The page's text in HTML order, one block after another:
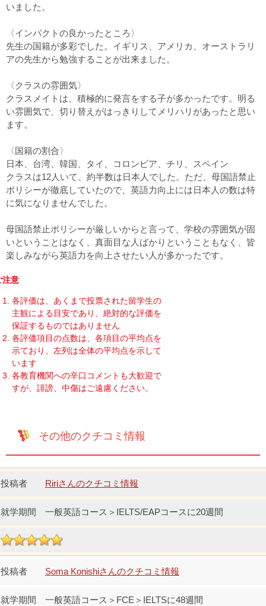
いました。
〈インパクトの良かったところ〉
先生の国籍が多彩でした。イギリス、アメリカ、オーストラリ
アの先生から勉強することが出来ました。
〈クラスの雰囲気〉
クラスメイトは、積極的に発言をする子が多かったです。明る
い雰囲気で、切り替えがはっきりしてメリハリがあったと思い
ます。
〈国籍の割合〉
日本、台湾、韓国、タイ、コロンビア、チリ、スペイン
クラスは12人いて、約半数は日本人でした。ただ、母国語禁止
ポリシーが徹底していたので、英語力向上には日本人の数は特
に気になりませんでした。
母国語禁止ポリシーが厳しいからと言って、学校の雰囲気が固
いということはなく、真面目な人ばかりということもなく、皆
楽しみながら英語力を向上させたい人が多かったです。
注意
各評価は、あくまで投票された留学生の
主観による目安であり、絶対的な評価を
保証するものではありません
各評価項目の点数は、各項目の平均点を
示ており、左列は全体の平均点を示して
います
各教育機関への辛口コメントも大歓迎で
すが、誹謗、中傷はご遠慮ください。
その他のクチコミ情報
Ririさんのクチコミ情報
一般英語コース＞IELTS/EAPコースに20週間
Soma Konishiさんのクチコミ情報
一般英語コース＞FCE＞IELTSに48週間